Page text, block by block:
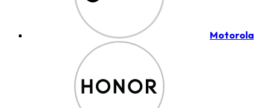
Motorola